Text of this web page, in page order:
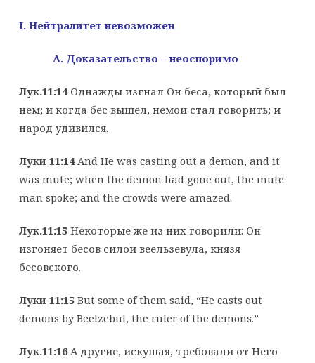
I. Нейтралитет невозможен
А. Доказательство – неоспоримо
Лук.11:14Однажды изгнал Он беса, который был
нем; и когда бес вышел, немой стал говорить; и
народ удивился.
Луки 11:14And He was casting out a demon, and it
was mute; when the demon had gone out, the mute
man spoke; and the crowds were amazed.
Лук.11:15 Некоторые же из них говорили: Он
изгоняет бесов силой веельзевула, князя
бесовского.
Луки 11:15But some of them said, “He casts out
demons by Beelzebul, the ruler of the demons.”
Лук.11:16А другие, искушая, требовали от Него